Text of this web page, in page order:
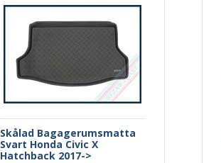
Skålad Bagagerumsmatta
Svart Honda Civic X
Hatchback 2017->